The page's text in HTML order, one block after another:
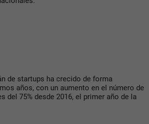
de startups ha crecido de forma
años, con un aumento en el número de
del 75% desde 2016, el primer año de la